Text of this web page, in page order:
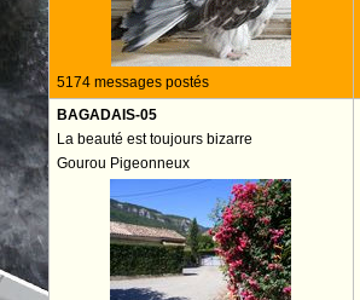
5174 messages postés
BAGADAIS-05
La beauté est toujours bizarre
Gourou Pigeonneux